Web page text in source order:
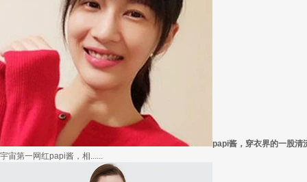
papi酱，穿衣界的一股清
宇宙第一网红papi酱，相......